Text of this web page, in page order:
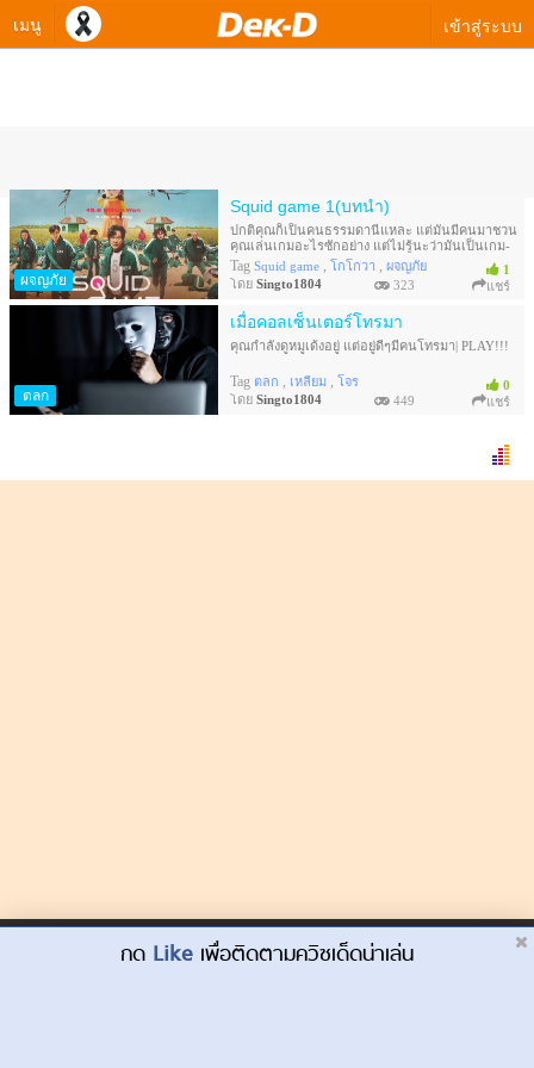
เมนู เข้าสู่ระบบ
Dek-D.com ใช้คุกกี้เพื่อพัฒนาประสบการณ์ของ
ผจญภัย
Squid game 1(บทนำ)
1
ปกติคุณก็เป็นคนธรรมดานี่แหละ แต่มันมีคนมาชวน
คุณเล่นเกมอะไรซักอย่าง แต่ไม่รู้นะว่ามันเป็นเกม-
อะไรของมัน | PLAY!!
Tag Squid game , โกโกวา , ผจญภัย
โดย Singto1804 323 แชร์
ตลก
เมื่อคอลเซ็นเตอร์โทรมา
0
คุณกำลังดูหมูเด้งอยู่ แต่อยู่ดีๆมีคนโทรมา| PLAY!!!
Tag ตลก , เหลี่ยม , โจร
โดย Singto1804 449 แชร์
กด Like เพื่อติดตามควิซเด็ดน่าเล่น